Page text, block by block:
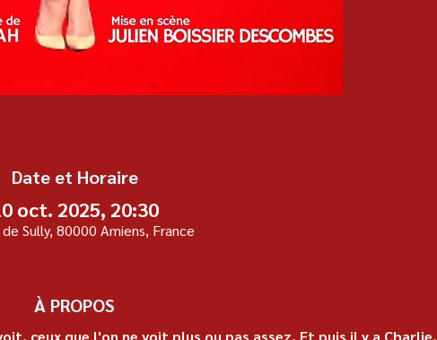
Date et Horaire
oct. 2025, 20:30
Sully, 80000 Amiens, France
À PROPOS
ceux que l'on ne voit plus ou pas assez. Et puis il y a Charlie.